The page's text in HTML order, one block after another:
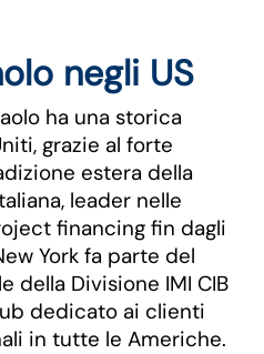
negli US
ha una storica
grazie al forte
estera della
leader nelle
financing fin dagli
York fa parte del
della Divisione IMI CIB
dedicato ai clienti
in tutte le Americhe.